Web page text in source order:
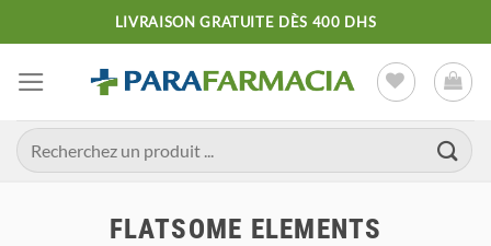
au
contenu
LIVRAISON GRATUITE DÈS 400 DHS
Recherche
pour :
FLATSOME ELEMENTS